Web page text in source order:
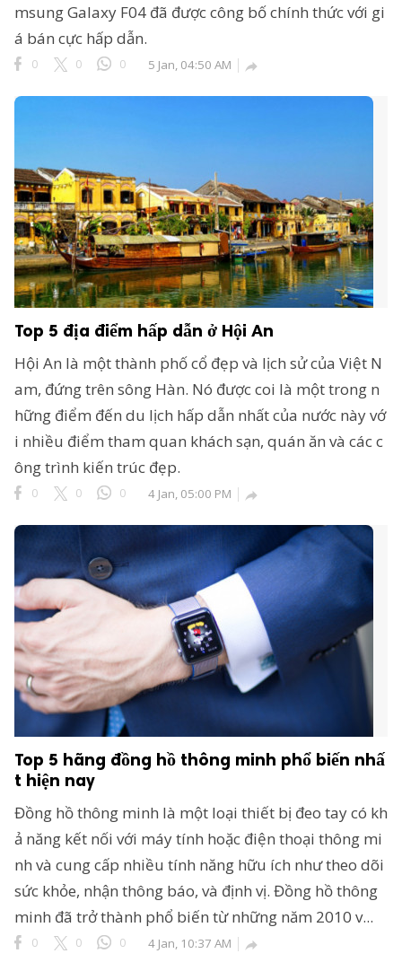
msung Galaxy F04 đã được công bố chính thức với gi
á bán cực hấp dẫn.
0 0 0 5 Jan, 04:50 AM 
Top 5 địa điểm hấp dẫn ở Hội An
Hội An là một thành phố cổ đẹp và lịch sử của Việt N
am, đứng trên sông Hàn. Nó được coi là một trong n
hững điểm đến du lịch hấp dẫn nhất của nước này vớ
i nhiều điểm tham quan khách sạn, quán ăn và các c
ông trình kiến trúc đẹp.
0 0 0 4 Jan, 05:00 PM 
Top 5 hãng đồng hồ thông minh phổ biến nhấ
t hiện nay
Đồng hồ thông minh là một loại thiết bị đeo tay có kh
ả năng kết nối với máy tính hoặc điện thoại thông mi
nh và cung cấp nhiều tính năng hữu ích như theo dõi
sức khỏe, nhận thông báo, và định vị. Đồng hồ thông
minh đã trở thành phổ biến từ những năm 2010 v...
0 0 0 4 Jan, 10:37 AM 